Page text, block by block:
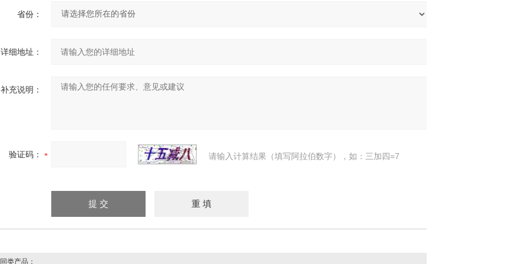
省份：
详细地址：
补充说明：
验证码： 请输入计算结果（填写阿拉伯数字），如：三加四=7
类产品：